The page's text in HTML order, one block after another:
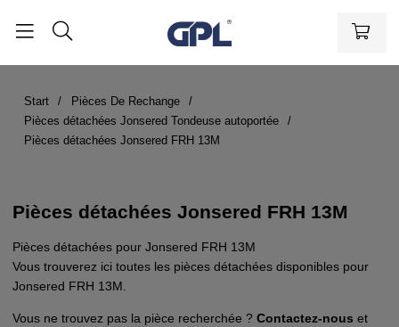
Start
Pièces De Rechange
Pièces détachées Jonsered Tondeuse autoportée
Pièces détachées Jonsered FRH 13M
Pièces détachées Jonsered FRH 13M
Pièces détachées pour Jonsered FRH 13M
Vous trouverez ici toutes les pièces détachées disponibles pour
Jonsered FRH 13M.
Vous ne trouvez pas la pièce recherchée ? Contactez-nous et